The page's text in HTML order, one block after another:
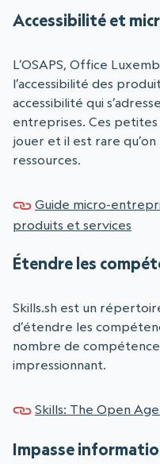
Accessibilité et
L’OSAPS, Office
l’accessibilité des
accessibilité qui
entreprises. Ces
jouer et il est rare
ressources.
Guide micro-
produits et services
Étendre les
Skills.sh est un
d’étendre les
nombre de
impressionnant.
Skills: The Open
Impasse